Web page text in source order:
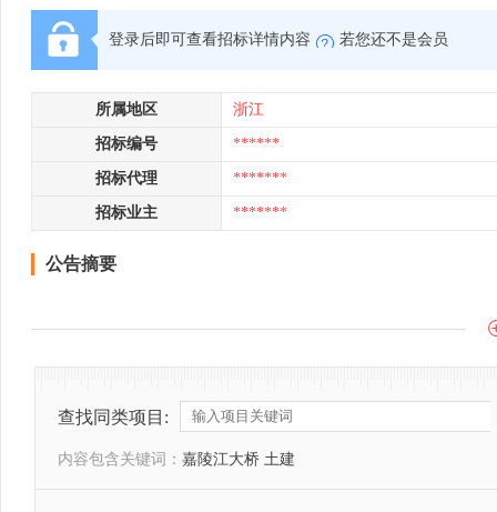
登录后即可查看招标详情内容 若您还不是会员
所属地区 浙江
招标编号 ******
招标代理 *******
招标业主 *******
公告摘要
查找同类项目:
内容包含关键词： 嘉陵江大桥 土建